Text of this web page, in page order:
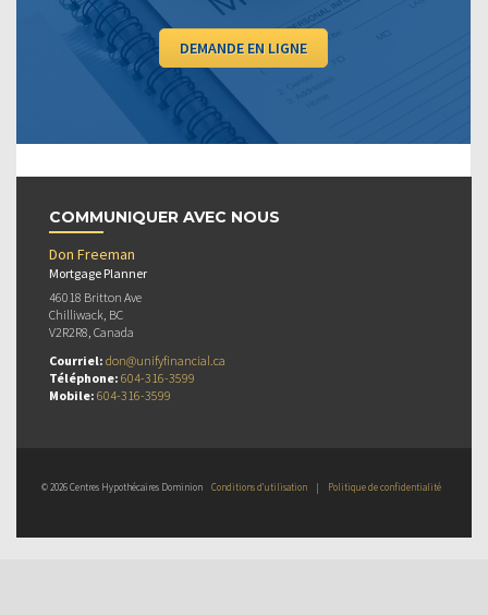
DEMANDE EN LIGNE
COMMUNIQUER AVEC NOUS
Don Freeman
Mortgage Planner
46018 Britton Ave
Chilliwack, BC
V2R2R8, Canada
Courriel: don@unifyfinancial.ca
Téléphone: 604-316-3599
Mobile: 604-316-3599
© 2026 Centres Hypothécaires Dominion Conditions d’utilisation | Politique de confidentialité